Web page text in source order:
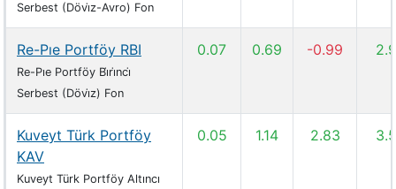
Serbest (Dövi̇z-Avro) Fon
Re-Pıe Portföy RBI
Re-Pıe Portföy Bi̇ri̇nci̇
Serbest (Dövi̇z) Fon
0.07 0.69 -0.99
Kuveyt Türk Portföy
KAV
Kuveyt Türk Portföy Altıncı
0.05 1.14 2.83